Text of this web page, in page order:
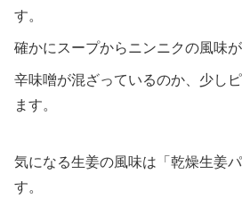
す。
確かにスープからニンニクの風味が
辛味噌が混ざっているのか、少し
ます。
気になる生姜の風味は「乾燥生姜
す。